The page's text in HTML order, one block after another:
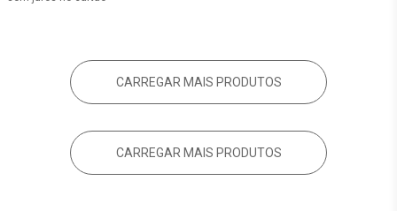
CARREGAR MAIS PRODUTOS
CARREGAR MAIS PRODUTOS